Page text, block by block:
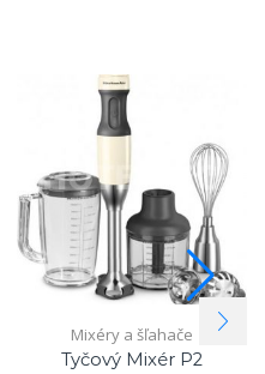
Mixéry a šľahače
Tyčový Mixér P2